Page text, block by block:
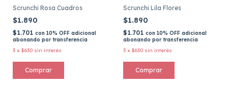
Scrunchi Rosa Cuadros
$1.890
$1.701 con 10% OFF adicional
abonando por transferencia
3 x $630 sin interés
Scrunchi Lila Flores
$1.890
$1.701 con 10% OFF adicional
abonando por transferencia
3 x $630 sin interés